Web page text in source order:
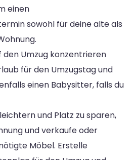
einen
sowohl für deine alte als
den Umzug konzentrieren
für den Umzugstag und
einen Babysitter, falls du
und Platz zu sparen,
und verkaufe oder
Möbel. Erstelle